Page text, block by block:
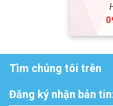
Tìm chúng tôi trên
Đăng ký nhận bản